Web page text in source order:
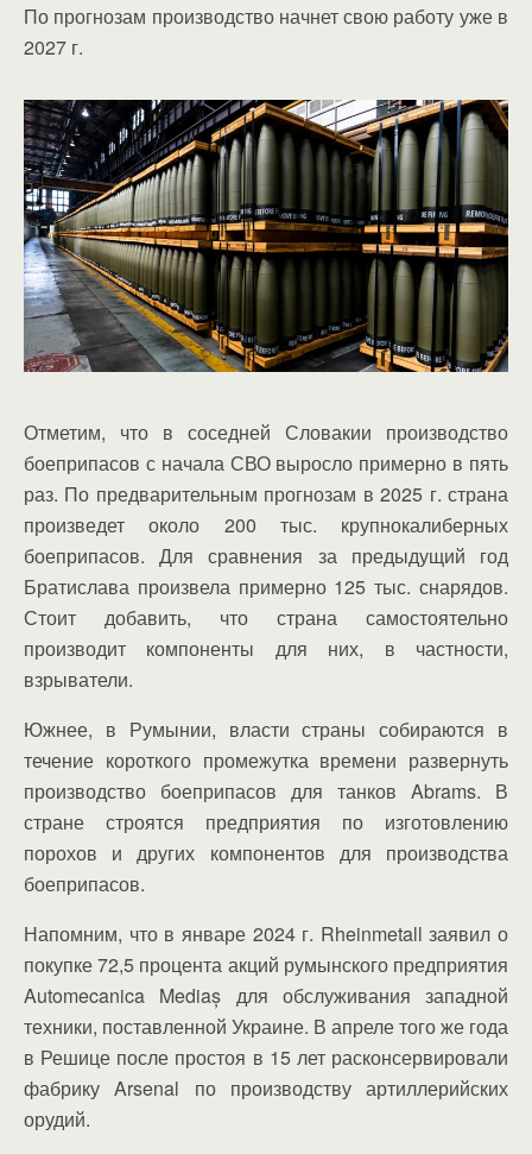
По прогнозам производство начнет свою работу уже в
2027 г.
Отметим, что в соседней Словакии производство
боеприпасов с начала СВО выросло примерно в пять
раз. По предварительным прогнозам в 2025 г. страна
произведет около 200 тыс. крупнокалиберных
боеприпасов. Для сравнения за предыдущий год
Братислава произвела примерно 125 тыс. снарядов.
Стоит добавить, что страна самостоятельно
производит компоненты для них, в частности,
взрыватели.
Южнее, в Румынии, власти страны собираются в
течение короткого промежутка времени развернуть
производство боеприпасов для танков Abrams. В
стране строятся предприятия по изготовлению
порохов и других компонентов для производства
боеприпасов.
Напомним, что в январе 2024 г. Rheinmetall заявил о
покупке 72,5 процента акций румынского предприятия
Automecanica Mediaș для обслуживания западной
техники, поставленной Украине. В апреле того же года
в Решице после простоя в 15 лет расконсервировали
фабрику Arsenal по производству артиллерийских
орудий.